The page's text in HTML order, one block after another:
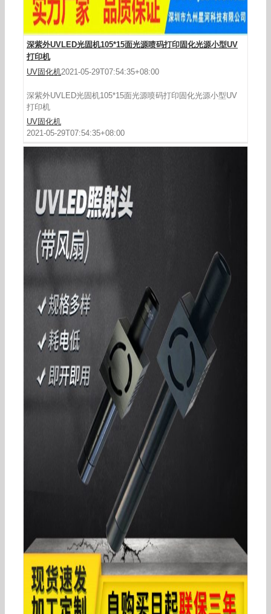
深紫外UVLED光固机105*15面光源喷码打印固化光源小型UV
打印机
UV固化机2021-05-29T07:54:35+08:00
深紫外UVLED光固机105*15面光源喷码打印固化光源小型UV
打印机
UV固化机
2021-05-29T07:54:35+08:00
LEDUV紫外线固化灯UVLED固化机厂家直销